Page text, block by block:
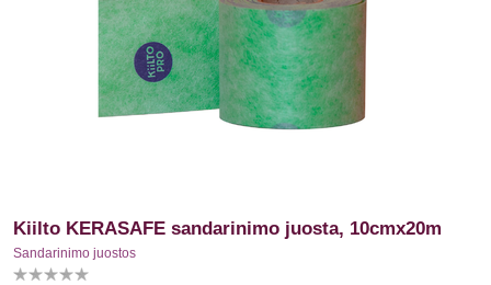
Kiilto KERASAFE sandarinimo juosta, 10cmx20m
Sandarinimo juostos